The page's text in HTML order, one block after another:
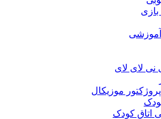
نی لای لای
موزیکال
اتاق کودک